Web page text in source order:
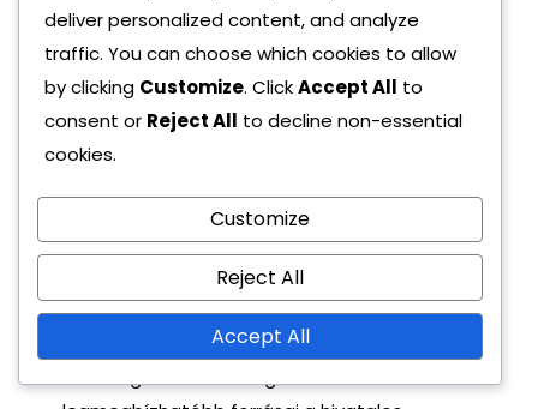
A jelenlegi Primogem kódokat a Genshin
Impacttal kapcsolatos különböző hivatalos
csatornákon találhatók. Ezeket a kódokat
gyakran különleges események, évfordulók és
fejlesztői ajándékok során adják ki, értékes in-
Hivatalos források a
Primogem kódokhoz
deliver personalized content, and analyze
traffic. You can choose which cookies to allow
by clicking Customize. ClickAccept All to
consent or Reject All to decline non-essential
cookies.
Customize
Reject All
Accept All